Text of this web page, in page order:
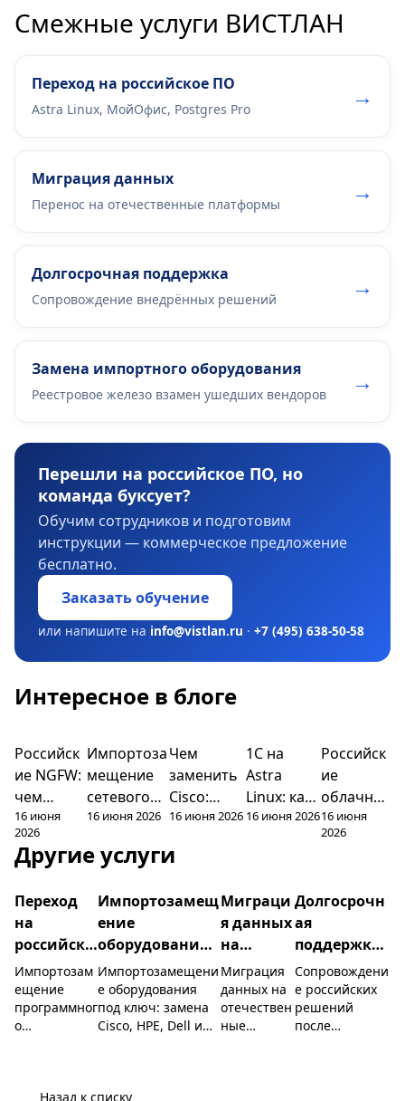
Смежные услуги ВИСТЛАН
Переход на российское ПО
Astra Linux, МойОфис, Postgres Pro →
Миграция данных
Перенос на отечественные платформы →
Долгосрочная поддержка
Сопровождение внедрённых решений →
Замена импортного оборудования
Реестровое железо взамен ушедших вендоров →
Перешли на российское ПО, но
команда буксует?
Обучим сотрудников и подготовим
инструкции — коммерческое предложение
бесплатно.
Заказать обучение
или напишите на info@vistlan.ru · +7 (495) 638-50-58
Интересное в блоге
Гайды
Российск
ие NGFW:
чем
заменить
Fortinet,
Palo Alto
16 июня
2026
Гайды
Импортоза
мещение
сетевого
оборудова
с чего
16 июня 2026
Гайды
Чем
заменить
Cisco:
российски
коммутато
роутеры
16 июня 2026
Гайды
1С на
Astra
Linux: как
перенести
ю ОС
16 июня 2026
Гайды
Российск
ие
облачны
е
платфор
как
16 июня
2026
Другие услуги
Переход
на
российско
е ПО под
ключ
Импортозам
ещение
программног
о
Импортозамещ
ение
оборудования
под ключ
Импортозамещени
е оборудования
под ключ: замена
Cisco, HPE, Dell и
Миграци
я данных
на
отечеств
енные
платфор
мы
Миграция
данных на
отечествен
ные
Долгосрочн
ая
поддержка
и
обновления
Сопровождени
е российских
решений
после
Назад к списку